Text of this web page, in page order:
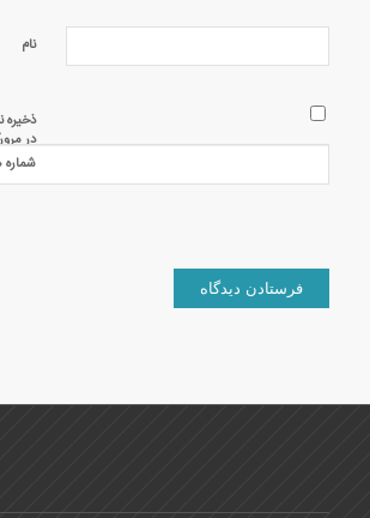
نام
ذخیره
در
شماره